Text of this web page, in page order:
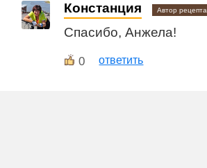
Констанция Автор рецепта
Спасибо, Анжела!
0 ответить